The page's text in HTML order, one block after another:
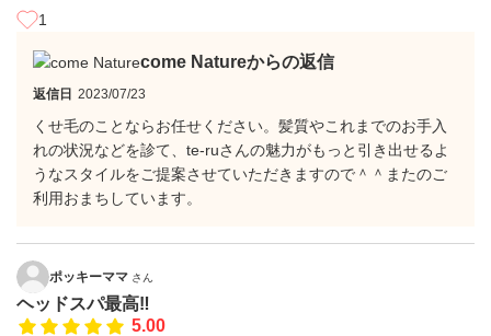
1
come Natureからの返信
返信日 2023/07/23
くせ毛のことならお任せください。髪質やこれまでのお手入
れの状況などを診て、te-ruさんの魅力がもっと引き出せるよ
うなスタイルをご提案させていただきますので＾＾またのご
利用おまちしています。
ポッキーママ さん
ヘッドスパ最高‼️
5.00